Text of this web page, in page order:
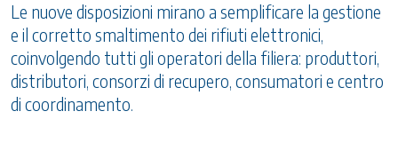
Le nuove disposizioni mirano a semplificare la gestione
e il corretto smaltimento dei rifiuti elettronici,
coinvolgendo tutti gli operatori della filiera: produttori,
distributori, consorzi di recupero, consumatori e centro
di coordinamento.